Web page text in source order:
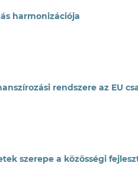
harmonizációja
rendszere az EU
szerepe a közösségi